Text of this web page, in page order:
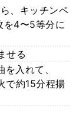
、キッチンペ
を4〜5等分に
せる
入れて、
で約15分程揚